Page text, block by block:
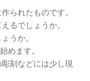
られたものです。
るでしょうか。
うか。
めます。
刻などには少し現